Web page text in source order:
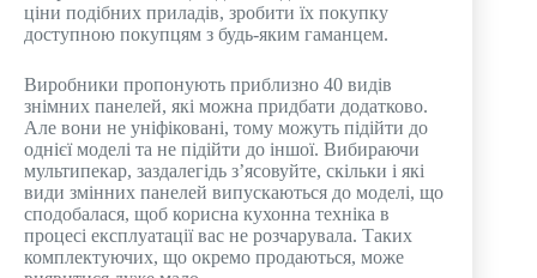
ціни подібних приладів, зробити їх покупку
доступною покупцям з будь-яким гаманцем.
Виробники пропонують приблизно 40 видів
знімних панелей, які можна придбати додатково.
Але вони не уніфіковані, тому можуть підійти до
однієї моделі та не підійти до іншої. Вибираючи
мультипекар, заздалегідь з’ясовуйте, скільки і які
види змінних панелей випускаються до моделі, що
сподобалася, щоб корисна кухонна техніка в
процесі експлуатації вас не розчарувала. Таких
комплектуючих, що окремо продаються, може